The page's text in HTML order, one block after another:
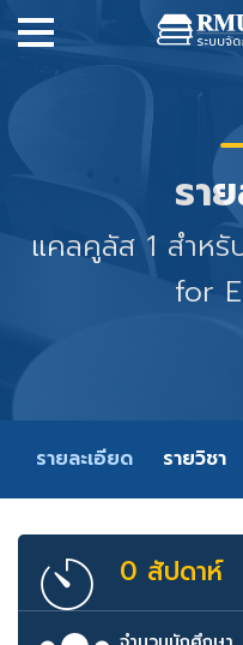
รา
แคลคูลัส 1 สำห
for
รายละเอียด รายวิชา
0 สัปดาห์